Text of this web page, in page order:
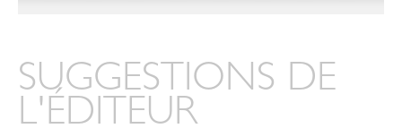
SUGGESTIONS DE
L'ÉDITEUR